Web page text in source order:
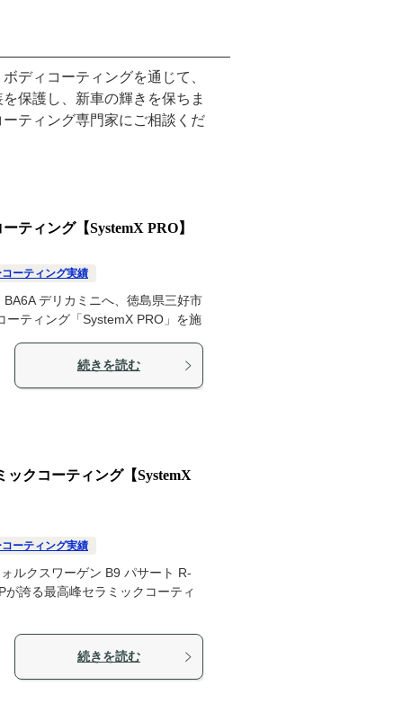
ディコーティングを通じて、
保護し、新車の輝きを保ちま
ティング専門家にご相談くだ
ティング【SystemX PRO】
ーティング実績
デリカミニへ、徳島県三好市
ーティング「SystemX PRO」を施
続きを読む
クコーティング【SystemX
ーティング実績
ルクスワーゲン B9 パサート R-
誇る最高峰セラミックコーティ
続きを読む